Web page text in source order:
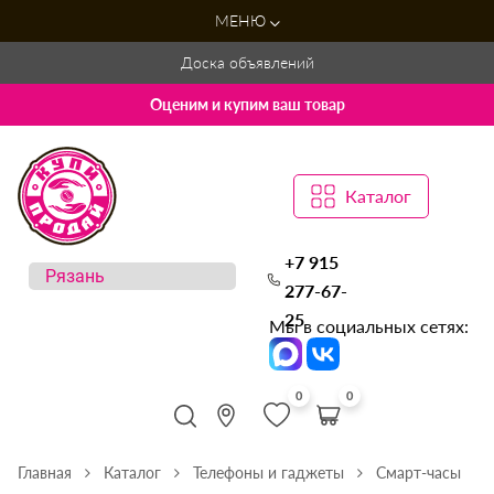
МЕНЮ
Доска объявлений
Оценим и купим ваш товар
Каталог
+7 915
277-67-
25
Мы в социальных сетях:
0 0
Главная Каталог Телефоны и гаджеты Смарт-часы